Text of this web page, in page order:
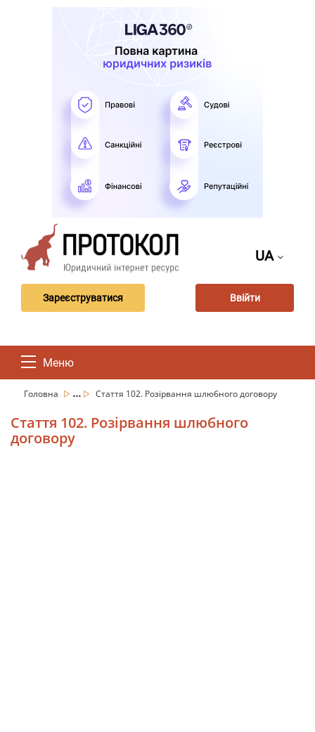
UA
Зареєструватися Ввійти
Меню
Головна ... Стаття 102. Розірвання шлюбного договору
Стаття 102. Розірвання шлюбного
договору